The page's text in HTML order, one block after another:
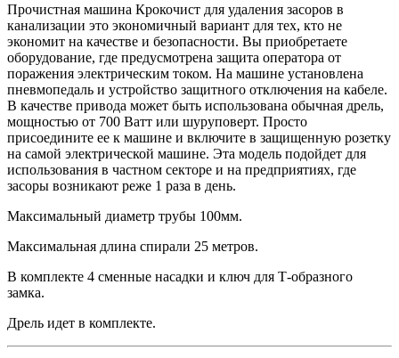
Прочистная машина Крокочист для удаления засоров в
канализации это экономичный вариант для тех, кто не
экономит на качестве и безопасности. Вы приобретаете
оборудование, где предусмотрена защита оператора от
поражения электрическим током. На машине установлена
пневмопедаль и устройство защитного отключения на кабеле.
В качестве привода может быть использована обычная дрель,
мощностью от 700 Ватт или шуруповерт. Просто
присоедините ее к машине и включите в защищенную розетку
на самой электрической машине. Эта модель подойдет для
использования в частном секторе и на предприятиях, где
засоры возникают реже 1 раза в день.
Максимальный диаметр трубы 100мм.
Максимальная длина спирали 25 метров.
В комплекте 4 сменные насадки и ключ для Т-образного
замка.
Дрель идет в комплекте.